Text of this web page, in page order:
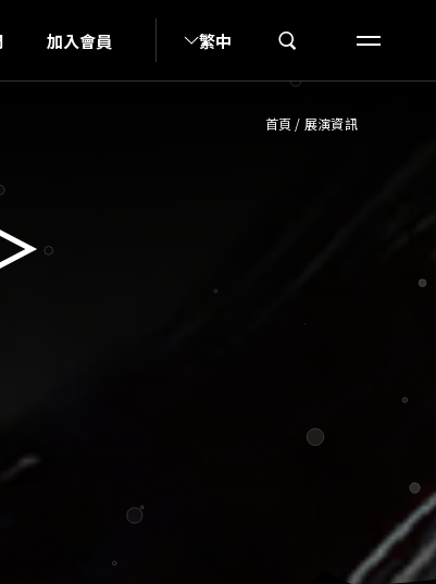
加入會員 繁中
首頁 / 展演資訊